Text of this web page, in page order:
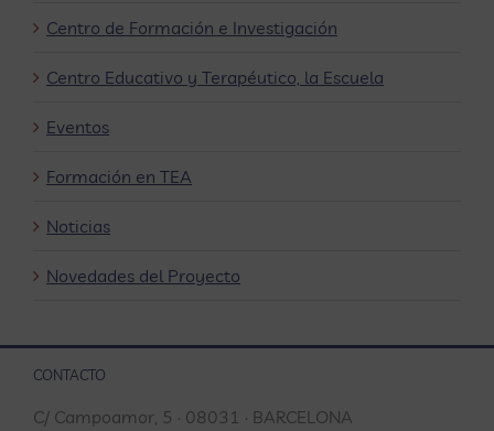
Centro de Formación e Investigación
Centro Educativo y Terapéutico, la Escuela
Eventos
Formación en TEA
Noticias
Novedades del Proyecto
CONTACTO
C/ Campoamor, 5 · 08031 · BARCELONA